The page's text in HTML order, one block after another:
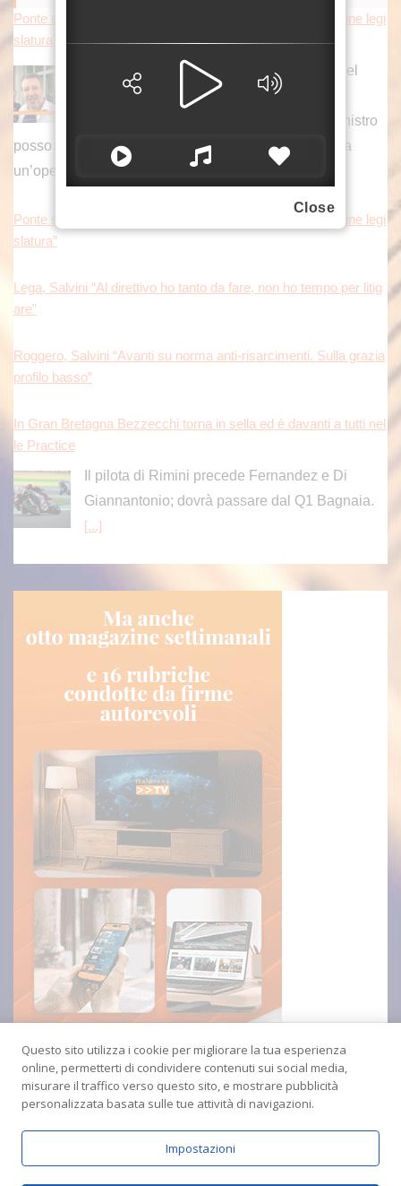
Ponte sullo Stretto, Salvini “Obiettivo iniziare lavori entro fine legi
slatura”
MILANO(ITALPRESS) – Iniziare i lavori del
Ponte sullo Stretto entro la fine della
legislatura? “L’obiettivo è quello. Io da ministro
posso solo mettere il mio tassello perché l’Italia abbia
un’opera
Ponte sullo Stretto, Salvini “Obiettivo iniziare lavori entro fine legi
slatura”
Lega, Salvini “Al direttivo ho tanto da fare, non ho tempo per litig
are”
Roggero, Salvini “Avanti su norma anti-risarcimenti. Sulla grazia
profilo basso”
In Gran Bretagna Bezzecchi torna in sella ed è davanti a tutti nel
le Practice
Il pilota di Rimini precede Fernandez e Di
Giannantonio; dovrà passare dal Q1 Bagnaia.
[...]
Close
Questo sito utilizza i cookie per migliorare la tua esperienza
online, permetterti di condividere contenuti sui social media,
misurare il traffico verso questo sito, e mostrare pubblicità
personalizzata basata sulle tue attività di navigazioni.
Impostazioni